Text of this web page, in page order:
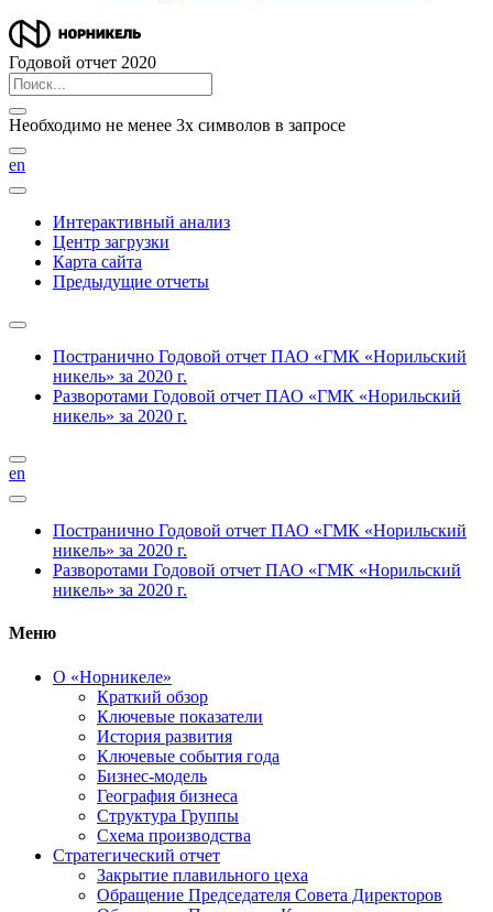
Годовой отчет 2020
Необходимо не менее 3х символов в запросе
en
Интерактивный анализ
Центр загрузки
Карта сайта
Предыдущие отчеты
Постранично Годовой отчет ПАО «ГМК «Норильский
никель» за 2020 г.
Разворотами Годовой отчет ПАО «ГМК «Норильский
никель» за 2020 г.
en
Постранично Годовой отчет ПАО «ГМК «Норильский
никель» за 2020 г.
Разворотами Годовой отчет ПАО «ГМК «Норильский
никель» за 2020 г.
Меню
О «Норникеле»
Краткий обзор
Ключевые показатели
История развития
Ключевые события года
Бизнес-модель
География бизнеса
Структура Группы
Схема производства
Стратегический отчет
Закрытие плавильного цеха
Обращение Председателя Совета Директоров